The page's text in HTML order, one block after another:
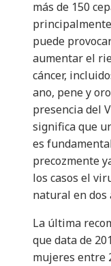
más de 150
puede
aumentar el
cáncer,
ano, pene y
presencia del
significa que
es
precozmente
los casos el
natural en dos
La última
que data de
mujeres entre